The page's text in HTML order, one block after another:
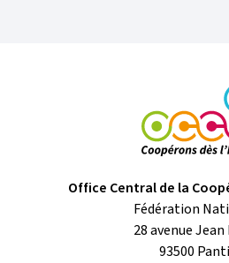
Office Central de la
Fédération
28 avenue
93500